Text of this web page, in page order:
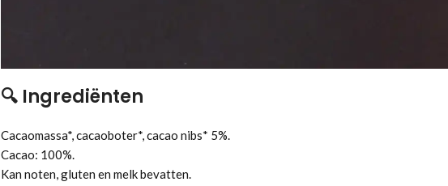
🔍 Ingrediënten
Cacaomassa*, cacaoboter*, cacao nibs* 5%.
Cacao: 100%.
Kan noten, gluten en melk bevatten.